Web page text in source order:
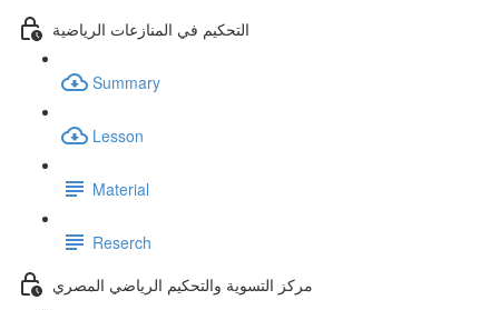
التحكيم في المنازعات الرياضية
Summary
Lesson
Material
Reserch
مركز التسوية والتحكيم الرياضي المصري